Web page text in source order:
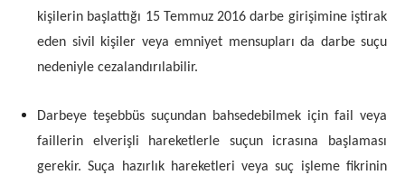
kişilerin başlattığı 15 Temmuz 2016 darbe girişimine iştirak
eden sivil kişiler veya emniyet mensupları da darbe suçu
nedeniyle cezalandırılabilir.
Darbeye teşebbüs suçundan bahsedebilmek için fail veya
faillerin elverişli hareketlerle suçun icrasına başlaması
gerekir. Suça hazırlık hareketleri veya suç işleme fikrinin